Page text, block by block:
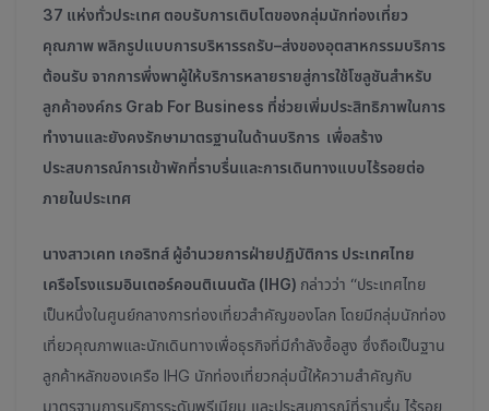
37 แห่งทั่วประเทศ ตอบรับการเติบโตของกลุ่มนักท่องเที่ยว
คุณภาพ พลิกรูปแบบการบริหารรถรับ–ส่งของอุตสาหกรรมบริการ
ต้อนรับ จากการพึ่งพาผู้ให้บริการหลายรายสู่การใช้โซลูชันสำหรับ
ลูกค้าองค์กร Grab For Business ที่ช่วยเพิ่มประสิทธิภาพในการ
ทำงานและยังคงรักษามาตรฐานในด้านบริการ เพื่อสร้าง
ประสบการณ์การเข้าพักที่ราบรื่นและการเดินทางแบบไร้รอยต่อ
ภายในประเทศ
นางสาวเคท เกอริทส์ ผู้อำนวยการฝ่ายปฏิบัติการ ประเทศไทย
เครือโรงแรมอินเตอร์คอนติเนนตัล (IHG) กล่าวว่า “ประเทศไทย
เป็นหนึ่งในศูนย์กลางการท่องเที่ยวสำคัญของโลก โดยมีกลุ่มนักท่อง
เที่ยวคุณภาพและนักเดินทางเพื่อธุรกิจที่มีกำลังซื้อสูง ซึ่งถือเป็นฐาน
ลูกค้าหลักของเครือ IHG นักท่องเที่ยวกลุ่มนี้ให้ความสำคัญกับ
มาตรฐานการบริการระดับพรีเมียม และประสบการณ์ที่ราบรื่น ไร้รอย